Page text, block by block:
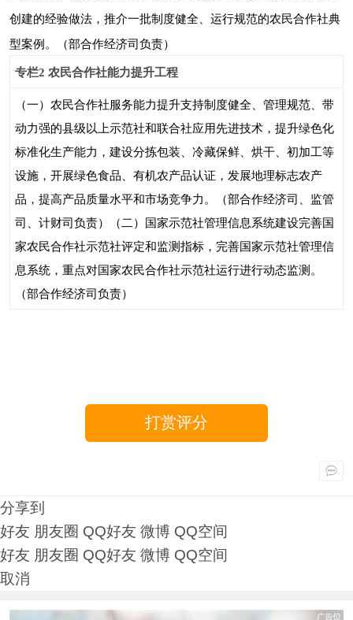
创建的经验做法，推介一批制度健全、运行规范的农民合作社典
型案例。（部合作经济司负责）
专栏2 农民合作社能力提升工程
（一）农民合作社服务能力提升支持制度健全、管理规范、带
动力强的县级以上示范社和联合社应用先进技术，提升绿色化
标准化生产能力，建设分拣包装、冷藏保鲜、烘干、初加工等
设施，开展绿色食品、有机农产品认证，发展地理标志农产
品，提高产品质量水平和市场竞争力。（部合作经济司、监管
司、计财司负责）
（二）国家示范社管理信息系统建设完善国
家农民合作社示范社评定和监测指标，完善国家示范社管理信
息系统，重点对国家农民合作社示范社运行进行动态监测。
（部合作经济司负责）
打赏评分
分享到
好友 朋友圈 QQ好友 微博 QQ空间
好友 朋友圈 QQ好友 微博 QQ空间
取消